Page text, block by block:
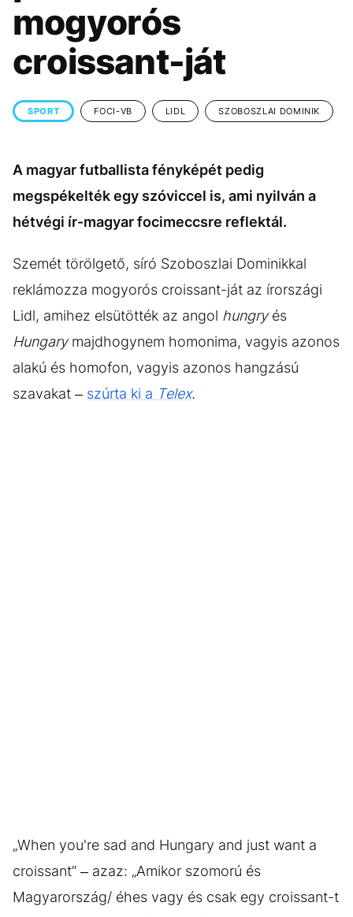
ÉLETMÓD
BESZÉLGETÉSEK ARCOK
VIDEÓ TÖRTÉNETEK
mogyorós
croissant-ját
SPORT FOCI-VB LIDL SZOBOSZLAI DOMINIK
A magyar futballista fényképét pedig
megspékelték egy szóviccel is, ami nyilván a
hétvégi ír-magyar focimeccsre reflektál.
Szemét törölgető, síró Szoboszlai Dominikkal
reklámozza mogyorós croissant-ját az írországi
Lidl, amihez elsütötték az angol hungryés
Hungarymajdhogynem homonima, vagyis azonos
alakú és homofon, vagyis azonos hangzású
szavakat – szúrta ki a Telex.
„When you're sad and Hungary and just want a
croissant” – azaz: „Amikor szomorú és
Magyarország/ éhes vagy és csak egy croissant-t